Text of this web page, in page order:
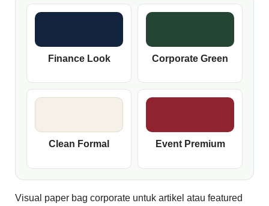
Finance Look Corporate Green
Clean Formal Event Premium
Visual paper bag corporate untuk artikel atau featured